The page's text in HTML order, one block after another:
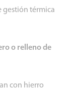
gestión térmica
o relleno de
con hierro